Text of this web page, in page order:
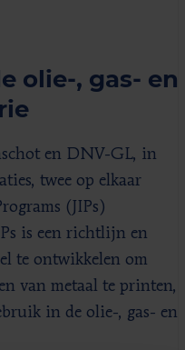
olie-, gas- en
en DNV-GL, in
twee op elkaar
(JIPs)
is een richtlijn en
te ontwikkelen om
van metaal te printen,
in de olie-, gas- en